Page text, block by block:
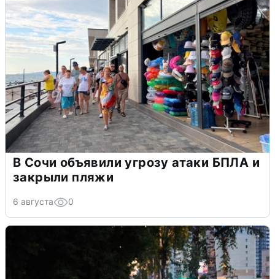
В Сочи объявили угрозу атаки БПЛА и
закрыли пляжи
6 августа 0